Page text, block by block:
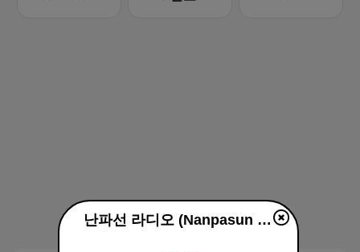
난파선 라디오 (Nanpasun Radio)